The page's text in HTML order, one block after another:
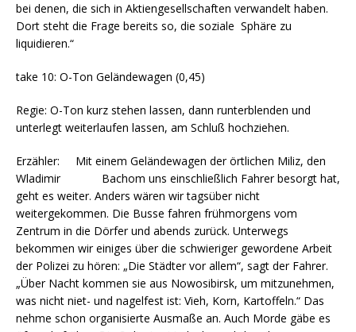
bei denen, die sich in Aktiengesellschaften verwandelt haben.
Dort steht die Frage bereits so, die soziale Sphäre zu
liquidieren.“
take 10: O-Ton Geländewagen (0,45)
Regie: O-Ton kurz stehen lassen, dann runterblenden und
unterlegt weiterlaufen lassen, am Schluß hochziehen.
Erzähler: Mit einem Geländewagen der örtlichen Miliz, den
Wladimir Bachom uns einschließlich Fahrer besorgt hat,
geht es weiter. Anders wären wir tagsüber nicht
weitergekommen. Die Busse fahren frühmorgens vom
Zentrum in die Dörfer und abends zurück. Unterwegs
bekommen wir einiges über die schwieriger gewordene Arbeit
der Polizei zu hören: „Die Städter vor allem“, sagt der Fahrer.
„Über Nacht kommen sie aus Nowosibirsk, um mitzunehmen,
was nicht niet- und nagelfest ist: Vieh, Korn, Kartoffeln.“ Das
nehme schon organisierte Ausmaße an. Auch Morde gäbe es